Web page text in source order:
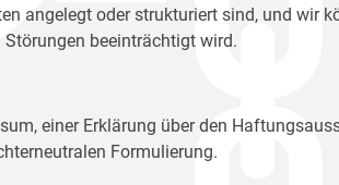
angelegt oder strukturiert sind, und wir
beeinträchtigt wird.
einer Erklärung über den
Formulierung.